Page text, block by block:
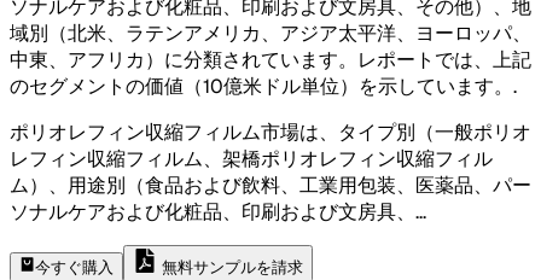
ソナルケアおよび化粧品、印刷および文房具、その他）、地
域別（北米、ラテンアメリカ、アジア太平洋、ヨーロッパ、
中東、アフリカ）に分類されています。レポートでは、上記
のセグメントの価値（10億米ドル単位）を示しています。 .
ポリオレフィン収縮フィルム市場は、タイプ別（一般ポリオ
レフィン収縮フィルム、架橋ポリオレフィン収縮フィル
ム）、用途別（食品および飲料、工業用包装、医薬品、パー
ソナルケアおよび化粧品、印刷および文房具、 ...
今すぐ購入 無料サンプルを請求